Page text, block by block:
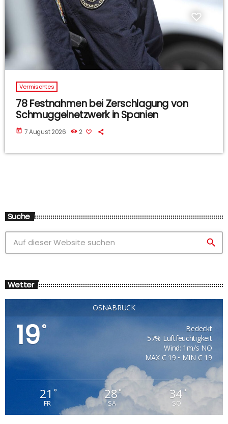
Vermischtes
78 Festnahmen bei Zerschlagung von
Schmuggelnetzwerk in Spanien
today 7 August 2026 2
Suche
search
Wetter
OSNABRÜCK
19°
Bedeckt
57% Luftfeuchtigkeit
Wind: 1m/s NO
MAX C 19 • MIN C 19
21 °
FR
28°
SA
34°
SO